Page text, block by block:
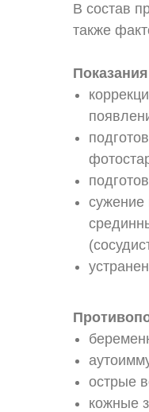
В состав
также
сужение
острые
кожные